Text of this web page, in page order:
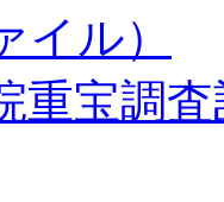
イル）
重宝調